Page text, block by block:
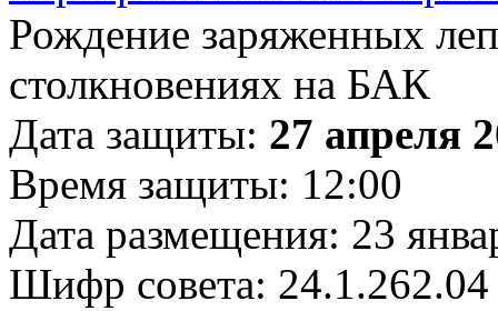
Рождение заряженных
столкновениях на БАК
Дата защиты: 27 апреля
Время защиты: 12:00
Дата размещения: 23
Шифр совета: 24.1.262.04